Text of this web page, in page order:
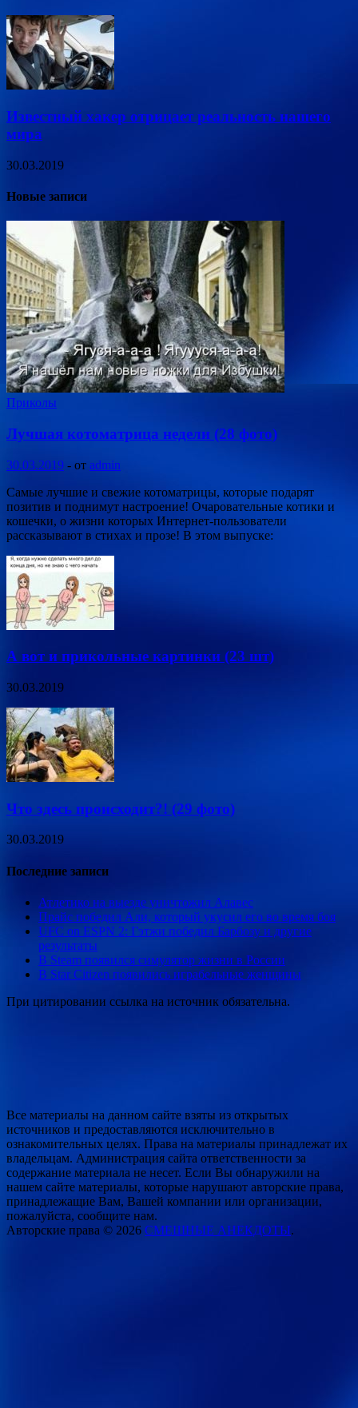
Известный хакер отрицает реальность нашего
мира
30.03.2019
Новые записи
Приколы
Лучшая котоматрица недели (28 фото)
30.03.2019 - от admin
Самые лучшие и свежие котоматрицы, которые подарят
позитив и поднимут настроение! Очаровательные котики и
кошечки, о жизни которых Интернет-пользователи
рассказывают в стихах и прозе! В этом выпуске:
А вот и прикольные картинки (23 шт)
30.03.2019
Что здесь происходит?! (29 фото)
30.03.2019
Последние записи
Атлетико на выезде уничтожил Алавес
Прайс победил Али, который укусил его во время боя
UFC on ESPN 2: Гэтжи победил Барбозу и другие
результаты
В Steam появился симулятор жизни в России
В Star Citizen появились играбельные женщины
При цитировании ссылка на источник обязательна.
Все материалы на данном сайте взяты из открытых
источников и предоставляются исключительно в
ознакомительных целях. Права на материалы принадлежат их
владельцам. Администрация сайта ответственности за
содержание материала не несет. Если Вы обнаружили на
нашем сайте материалы, которые нарушают авторские права,
принадлежащие Вам, Вашей компании или организации,
пожалуйста, сообщите нам.
Авторские права © 2026 СМЕШНЫЕ АНЕКДОТЫ.